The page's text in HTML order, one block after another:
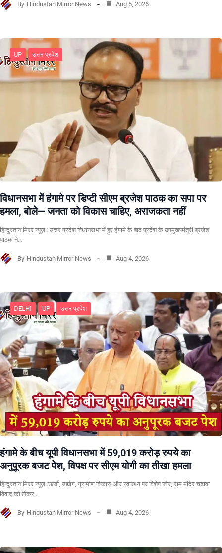
By Hindustan Mirror News Aug 5, 2026
UP उत्तर प्रदेश
विधानसभा में हंगामे पर डिप्टी सीएम ब्रजेश पाठक का सपा पर
हमला, बोले— जनता को विकास चाहिए, अराजकता नहीं
हिन्दुस्तान मिरर न्यूज़ : उत्तर प्रदेश विधानसभा में हुए हंगामे के बाद प्रदेश के उपमुख्यमंत्री ब्रजेश
पाठक ने…
By Hindustan Mirror News Aug 4, 2026
DELHI UP उत्तर प्रदेश
हंगामे के बीच यूपी विधानसभा में 59,019 करोड़ रुपये का
अनुपूरक बजट पेश, विपक्ष पर सीएम योगी का तीखा हमला
हिन्दुस्तान मिरर न्यूज़ :ऊर्जा, उद्योग, ग्रामीण विकास और स्वास्थ्य पर विशेष जोर; राम मंदिर चढ़ावा
विवाद को लेकर…
By Hindustan Mirror News Aug 4, 2026